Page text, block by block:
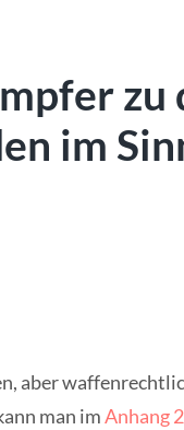
zu
im
aber
man imAnhang